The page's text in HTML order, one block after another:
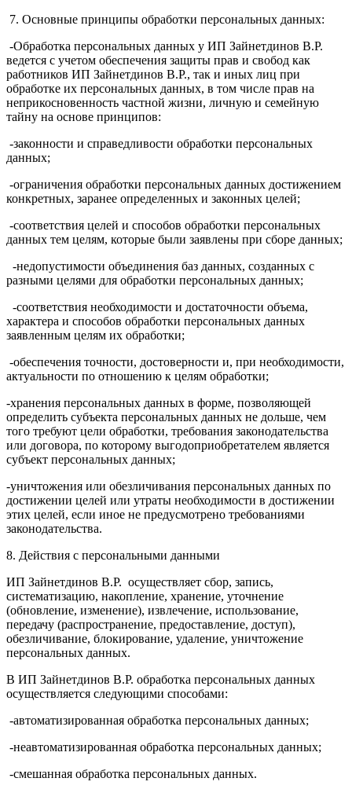
7. Основные принципы обработки персональных данных:
-Обработка персональных данных у ИП Зайнетдинов В.Р.
ведется с учетом обеспечения защиты прав и свобод как
работников ИП Зайнетдинов В.Р., так и иных лиц при
обработке их персональных данных, в том числе прав на
неприкосновенность частной жизни, личную и семейную
тайну на основе принципов:
-законности и справедливости обработки персональных
данных;
-ограничения обработки персональных данных достижением
конкретных, заранее определенных и законных целей;
-соответствия целей и способов обработки персональных
данных тем целям, которые были заявлены при сборе данных;
-недопустимости объединения баз данных, созданных с
разными целями для обработки персональных данных;
-соответствия необходимости и достаточности объема,
характера и способов обработки персональных данных
заявленным целям их обработки;
-обеспечения точности, достоверности и, при необходимости,
актуальности по отношению к целям обработки;
-хранения персональных данных в форме, позволяющей
определить субъекта персональных данных не дольше, чем
того требуют цели обработки, требования законодательства
или договора, по которому выгодоприобретателем является
субъект персональных данных;
-уничтожения или обезличивания персональных данных по
достижении целей или утраты необходимости в достижении
этих целей, если иное не предусмотрено требованиями
законодательства.
8. Действия с персональными данными
ИП Зайнетдинов В.Р. осуществляет сбор, запись,
систематизацию, накопление, хранение, уточнение
(обновление, изменение), извлечение, использование,
передачу (распространение, предоставление, доступ),
обезличивание, блокирование, удаление, уничтожение
персональных данных.
В ИП Зайнетдинов В.Р. обработка персональных данных
осуществляется следующими способами:
-автоматизированная обработка персональных данных;
-неавтоматизированная обработка персональных данных;
-смешанная обработка персональных данных.